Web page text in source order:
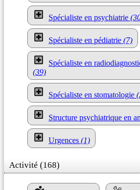
Spécialiste en psychiatrie
Spécialiste en pédiatrie (7)
Spécialiste en
(39)
Spécialiste en stomatologie
Structure psychiatrique en
Urgences (1)
Activité (168)